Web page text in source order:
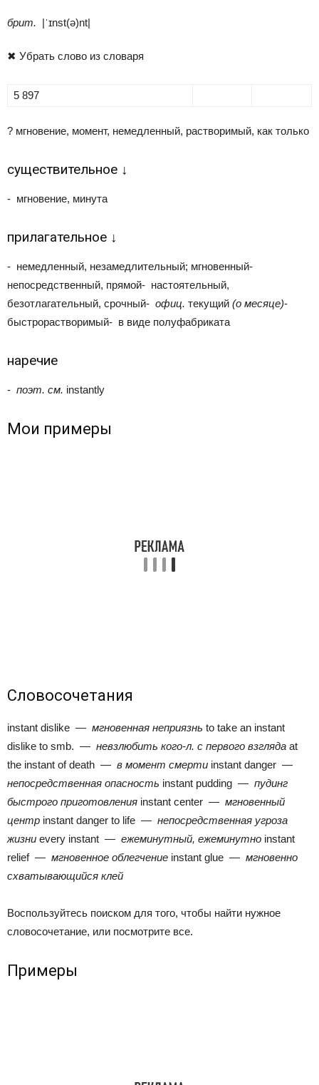
брит. |ˈɪnst(ə)nt|
✖ Убрать слово из словаря
5 897
? мгновение, момент, немедленный, растворимый, как только
существительное ↓
- мгновение, минута
прилагательное ↓
- немедленный, незамедлительный; мгновенный-
непосредственный, прямой- настоятельный,
безотлагательный, срочный- офиц. текущий (о месяце)-
быстрорастворимый- в виде полуфабриката
наречие
- поэт. см. instantly
Мои примеры
Словосочетания
instant dislike — мгновенная неприязнь to take an instant
dislike to smb. — невзлюбить кого-л. с первого взгляда at
the instant of death — в момент смерти instant danger —
непосредственная опасность instant pudding — пудинг
быстрого приготовления instant center — мгновенный
центр instant danger to life — непосредственная угроза
жизни every instant — ежеминутный, ежеминутно instant
relief — мгновенное облегчение instant glue — мгновенно
схватывающийся клей
Воспользуйтесь поиском для того, чтобы найти нужное
словосочетание, или посмотрите все.
Примеры